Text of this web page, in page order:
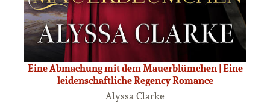
Eine Abmachung mit dem Mauerblümchen | Eine
leidenschaftliche Regency Romance
Alyssa Clarke